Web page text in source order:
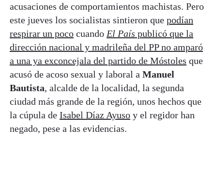
acusaciones de comportamientos machistas. Pero
este jueves los socialistas sintieron que podían
respirar un poco cuando El País publicó que la
dirección nacional y madrileña del PP no amparó
a una ya exconcejala del partido de Móstoles que
acusó de acoso sexual y laboral a Manuel
Bautista, alcalde de la localidad, la segunda
ciudad más grande de la región, unos hechos que
la cúpula de Isabel Díaz Ayuso y el regidor han
negado, pese a las evidencias.